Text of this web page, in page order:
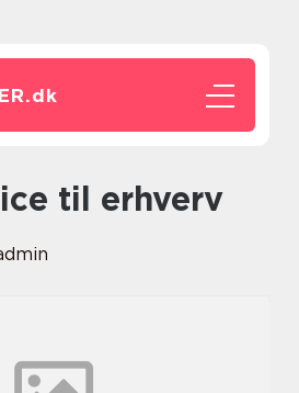
dk
til erhverv